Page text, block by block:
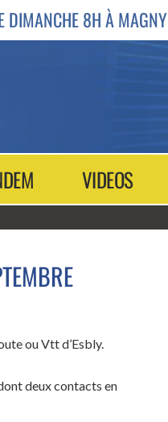
DIMANCHE 8H À MAGNY
VIDEOS
ou Vtt d’Esbly.
deux contacts en